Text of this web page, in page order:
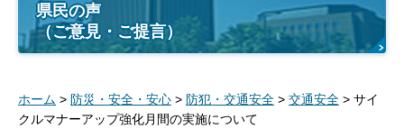
県民の声
（ご意見・ご提言）
ホーム > 防災・安全・安心 > 防犯・交通安全 > 交通安全 > サイ
クルマナーアップ強化月間の実施について